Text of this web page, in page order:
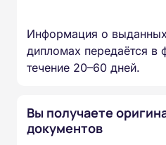
Информация о
дипломах передаётся в
течение 20–60 дней.
Вы получаете
документов